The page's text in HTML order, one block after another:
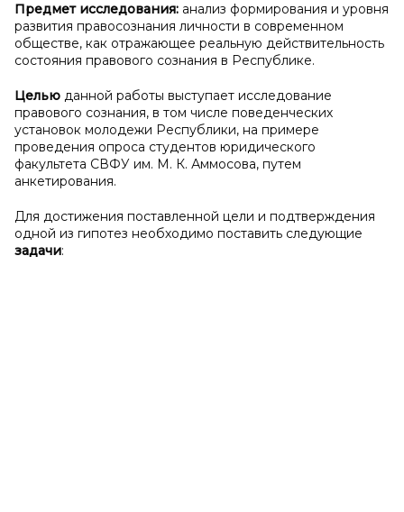
Предмет исследования: анализ формирования и уровня
развития правосознания личности в современном
обществе, как отражающее реальную действительность
состояния правового сознания в Республике.
Целью данной работы выступает исследование
правового сознания, в том числе поведенческих
установок молодежи Республики, на примере
проведения опроса студентов юридического
факультета СВФУ им. М. К. Аммосова, путем
анкетирования.
Для достижения поставленной цели и подтверждения
одной из гипотез необходимо поставить следующие
задачи: